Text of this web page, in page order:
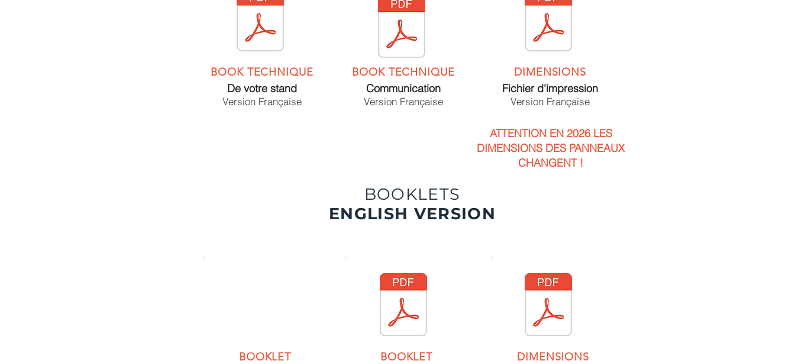
BOOK TECHNIQUE
De votre stand
Version Française
BOOK TECHNIQUE
Communication
Version Française
DIMENSIONS
Fichier d'impression
Version Française
ATTENTION EN 2026 LES
DIMENSIONS DES PANNEAUX
CHANGENT !
BOOKLETS
ENGLISH VERSION
BOOKLET BOOKLET DIMENSIONS